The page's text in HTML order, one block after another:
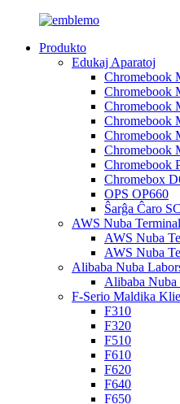
Produkto
Edukaj Aparatoj
Chromebook
Chromebook
Chromebook
Chromebook
Chromebook
Chromebook
Chromebook
Chromebox
OPS OP660
Ŝarĝa Ĉaro
AWS Nuba
AWS Nuba
AWS Nuba
Alibaba Nuba
Alibaba Nuba
F-Serio Maldika
F310
F320
F510
F610
F620
F640
F650